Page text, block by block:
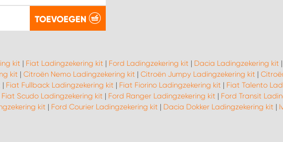
TOEVOEGEN
kit | Fiat Ladingzekering kit | Ford Ladingzekering kit | Dacia Ladingzekering kit |
kit | Citroën Nemo Ladingzekering kit | Citroën Jumpy Ladingzekering kit |
| Fiat Fullback Ladingzekering kit | Fiat Fiorino Ladingzekering kit | Fiat Talento
Fiat Scudo Ladingzekering kit | Ford Ranger Ladingzekering kit | Ford Transit
kit | Ford Courier Ladingzekering kit | Dacia Dokker Ladingzekering kit |